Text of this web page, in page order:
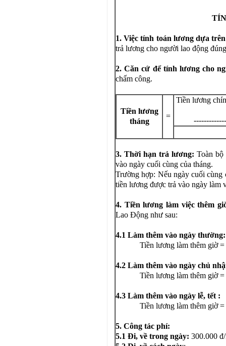
1. Việc tính toán lương dựa
trả lương cho người lao động
2. Căn cứ để tính lương cho
chấm công.
Tiền lương
tháng
=
Tiền lương
3. Thời hạn trả lương: Toàn
vào ngày cuối cùng của tháng.
Trường hợp: Nếu ngày cuối cùng
tiền lương được trả vào ngày làm
4. Tiền lương làm việc thêm
Lao Động như sau:
4.1 Làm thêm vào ngày thường:
Tiền lương làm thêm giờ =
4.2 Làm thêm vào ngày chủ
Tiền lương làm thêm giờ =
4.3 Làm thêm vào ngày lễ, tết :
Tiền lương làm thêm giờ =
5. Công tác phí:
5.1 Đi, về trong ngày: 300.000